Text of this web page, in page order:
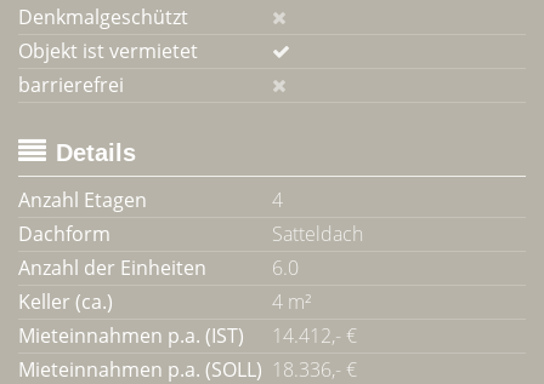
Denkmalgeschützt
Objekt ist vermietet
barrierefrei
Details
Anzahl Etagen
4
Dachform
Satteldach
Anzahl der Einheiten
6.0
Keller (ca.)
4 m²
Mieteinnahmen p.a. (IST)
14.412,- €
Mieteinnahmen p.a. (SOLL) 18.336,- €